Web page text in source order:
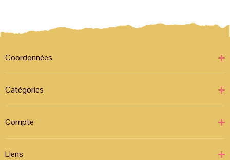
Coordonnées
Catégories
Compte
Liens